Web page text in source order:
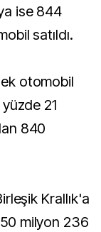
ise 844
satıldı.
otomobil
21
840
Krallık'a
milyon 236